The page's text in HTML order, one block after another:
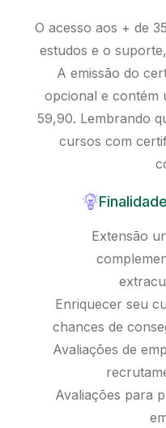
O acesso aos + de
estudos e o
A emissão do
opcional e contém
59,90. Lembrando
cursos com
Extensão
Enriquecer seu
chances de
Avaliações de
Avaliações para